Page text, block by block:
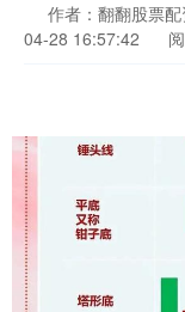
作者：翻翻股票配
04-28 16:57:42